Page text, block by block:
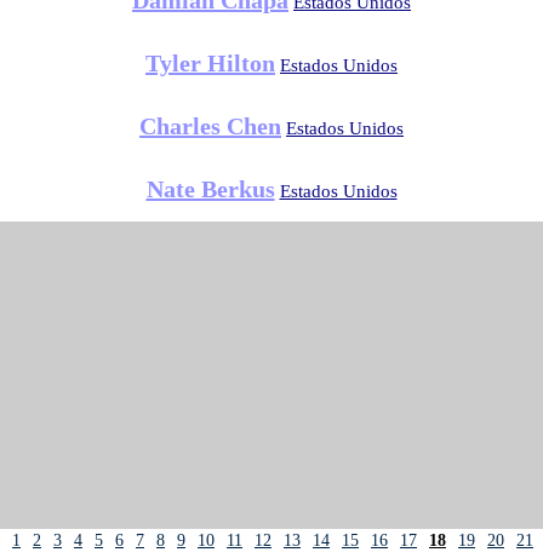
Tyler Hilton Estados Unidos
Charles Chen Estados Unidos
Nate Berkus Estados Unidos
1 2 3 4 5 6 7 8 9 10 11 12 13 14 15 16 17 18 19 20
21